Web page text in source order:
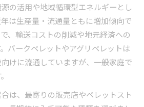
の活用や地域循環型エネルギーとし
は生産量・流通量ともに増加傾向で
、輸送コストの削減や地元経済への
バークペレットやアグリペレットは
けに流通していますが、一般家庭で
は、最寄りの販売店やペレットスト